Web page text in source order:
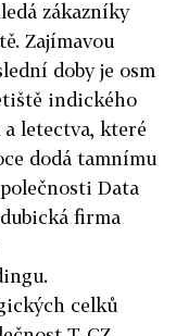
zákazníky
Zajímavou
doby je osm
indického
letectva, které
dodá tamnímu
Data
firma
celků